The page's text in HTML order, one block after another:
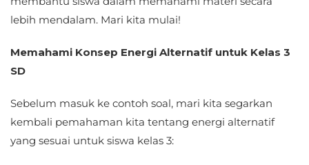
lebih mendalam. Mari kita mulai!
Memahami Konsep Energi Alternatif untuk Kelas 3
SD
Sebelum masuk ke contoh soal, mari kita segarkan
kembali pemahaman kita tentang energi alternatif
yang sesuai untuk siswa kelas 3: